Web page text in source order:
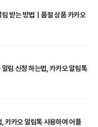
받는 방법｜품절 상품 카카오
림 신청 하는법, 카카오 알림톡
카카오 알림톡 사용하여 어플